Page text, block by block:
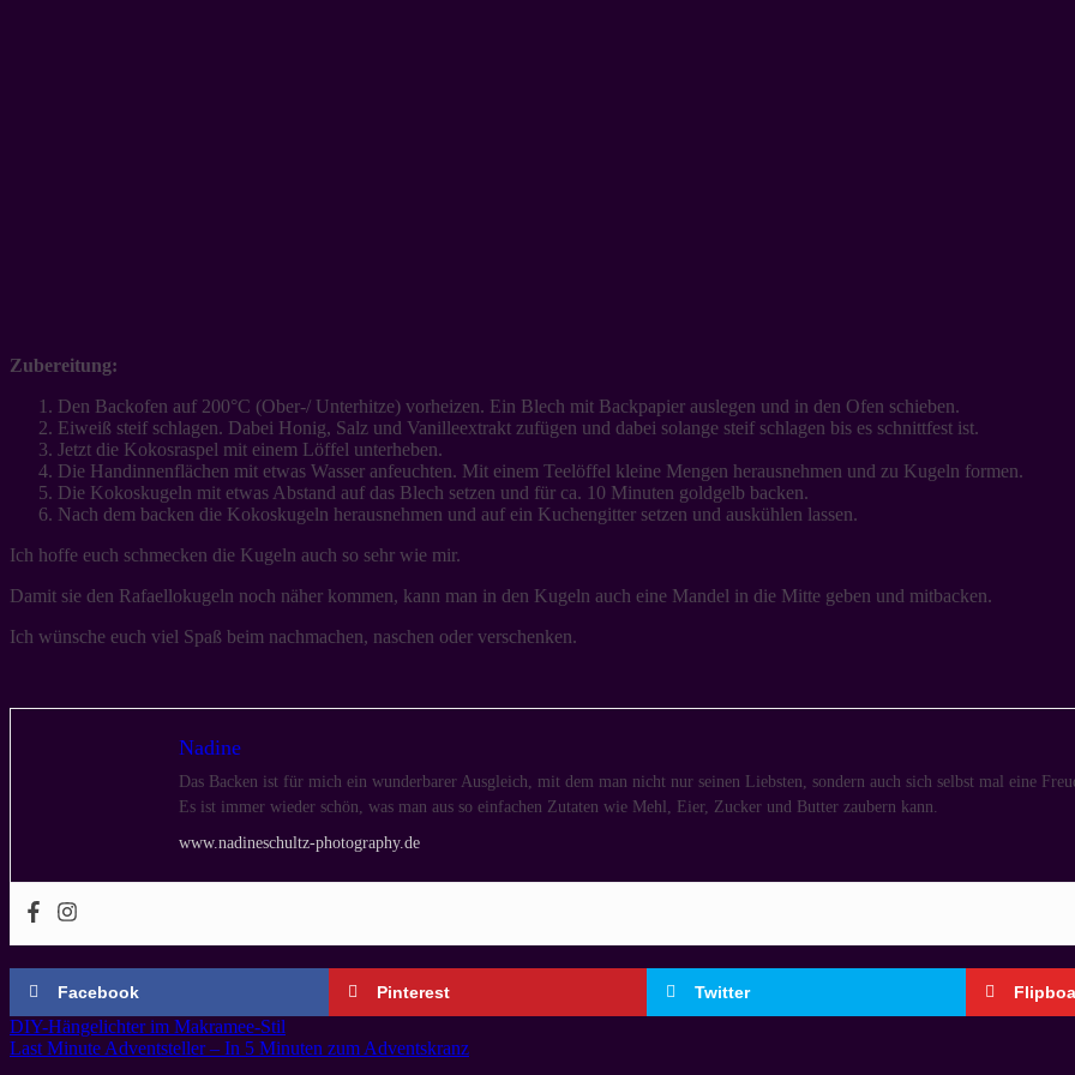
Zubereitung:
Den Backofen auf 200°C (Ober-/ Unterhitze) vorheizen. Ein Blech mit Backpapier auslegen und in den Ofen schieben.
Eiweiß steif schlagen. Dabei Honig, Salz und Vanilleextrakt zufügen und dabei solange steif schlagen bis es schnittfest ist.
Jetzt die Kokosraspel mit einem Löffel unterheben.
Die Handinnenflächen mit etwas Wasser anfeuchten. Mit einem Teelöffel kleine Mengen herausnehmen und zu Kugeln formen.
Die Kokoskugeln mit etwas Abstand auf das Blech setzen und für ca. 10 Minuten goldgelb backen.
Nach dem backen die Kokoskugeln herausnehmen und auf ein Kuchengitter setzen und auskühlen lassen.
Ich hoffe euch schmecken die Kugeln auch so sehr wie mir.
Damit sie den Rafaellokugeln noch näher kommen, kann man in den Kugeln auch eine Mandel in die Mitte geben und mitbacken.
Ich wünsche euch viel Spaß beim nachmachen, naschen oder verschenken.
Nadine
Das Backen ist für mich ein wunderbarer Ausgleich, mit dem man nicht nur seinen Liebsten, sondern auch sich selbst mal eine
Es ist immer wieder schön, was man aus so einfachen Zutaten wie Mehl, Eier, Zucker und Butter zaubern kann.
www.nadineschultz-photography.de
Facebook Pinterest Twitter
DIY-Hängelichter im Makramee-Stil
Last Minute Adventsteller – In 5 Minuten zum Adventskranz